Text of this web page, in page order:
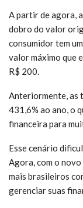
A partir de agora,
dobro do valor
consumidor tem
valor máximo que
R$ 200.
Anteriormente, as
431,6% ao ano, o
financeira para
Esse cenário
Agora, com o
mais brasileiros
gerenciar suas